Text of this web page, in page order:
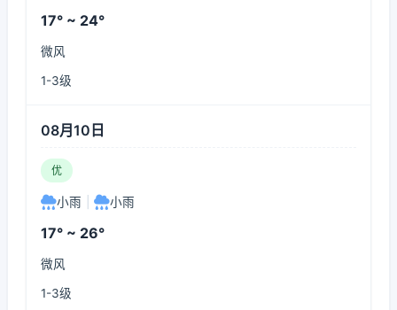
17° ~ 24°
微风
1-3级
08月10日
优
小雨 小雨
17° ~ 26°
微风
1-3级